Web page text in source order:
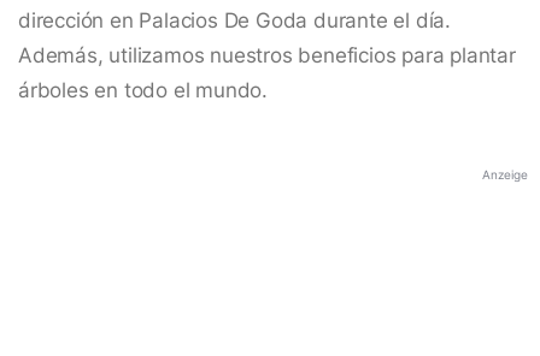
dirección en Palacios De Goda durante el día.
Además, utilizamos nuestros beneficios para plantar
árboles en todo el mundo.
Anzeige